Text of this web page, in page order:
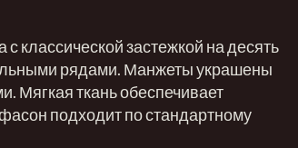
классической застежкой на десять
рядами. Манжеты украшены
Мягкая ткань обеспечивает
подходит по стандартному